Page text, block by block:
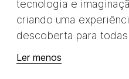
tecnologia e
criando uma
descoberta para todas
Ler menos